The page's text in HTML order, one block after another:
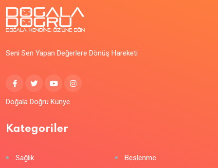
Seni Sen Yapan Değerlere Dönüş Hareketi
Doğala Doğru Künye
Kategoriler
Sağlık
Beslenme